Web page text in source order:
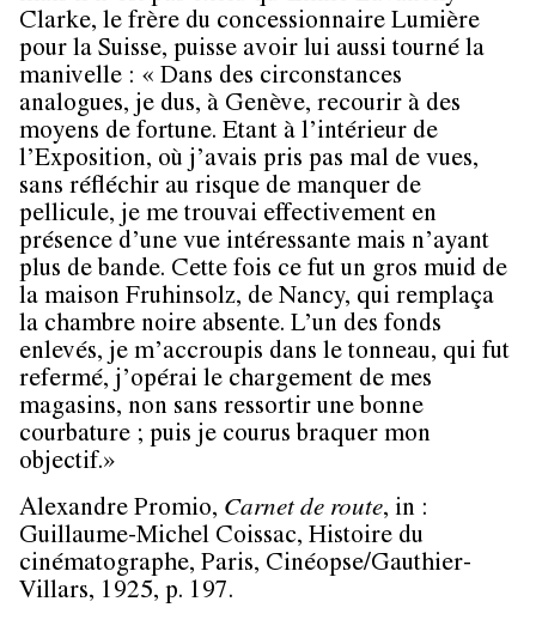
Clarke, le frère du concessionnaire Lumière
pour la Suisse, puisse avoir lui aussi tourné la
manivelle : « Dans des circonstances
analogues, je dus, à Genève, recourir à des
moyens de fortune. Etant à l’intérieur de
l’Exposition, où j’avais pris pas mal de vues,
sans réfléchir au risque de manquer de
pellicule, je me trouvai effectivement en
présence d’une vue intéressante mais n’ayant
plus de bande. Cette fois ce fut un gros muid de
la maison Fruhinsolz, de Nancy, qui remplaça
la chambre noire absente. L’un des fonds
enlevés, je m’accroupis dans le tonneau, qui fut
refermé, j’opérai le chargement de mes
magasins, non sans ressortir une bonne
courbature ; puis je courus braquer mon
objectif.»
Alexandre Promio, Carnet de route, in :
Guillaume-Michel Coissac, Histoire du
cinématographe, Paris, Cinéopse/Gauthier-
Villars, 1925, p. 197.